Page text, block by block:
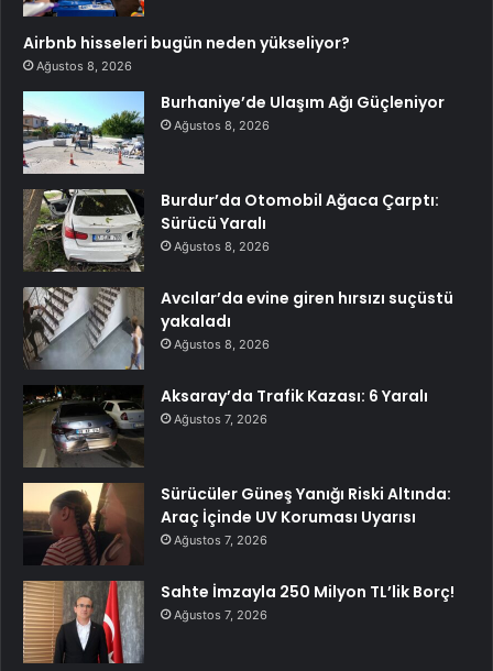
Airbnb hisseleri bugün neden yükseliyor?
Ağustos 8, 2026
Burhaniye’de Ulaşım Ağı Güçleniyor
Ağustos 8, 2026
Burdur’da Otomobil Ağaca Çarptı:
Sürücü Yaralı
Ağustos 8, 2026
Avcılar’da evine giren hırsızı suçüstü
yakaladı
Ağustos 8, 2026
Aksaray’da Trafik Kazası: 6 Yaralı
Ağustos 7, 2026
Sürücüler Güneş Yanığı Riski Altında:
Araç İçinde UV Koruması Uyarısı
Ağustos 7, 2026
Sahte İmzayla 250 Milyon TL’lik Borç!
Ağustos 7, 2026